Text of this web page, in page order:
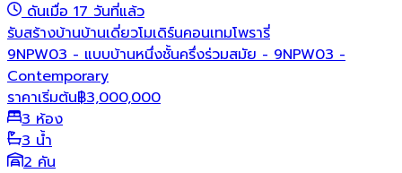
ดันเมื่อ 17 วันที่แล้ว
รับสร้างบ้านบ้านเดี่ยวโมเดิร์นคอนเทมโพรารี่
9NPW03 - แบบบ้านหนึ่งชั้นครึ่งร่วมสมัย - 9NPW03 -
Contemporary
ราคาเริ่มต้น฿3,000,000
3 ห้อง
3 น้ำ
2 คัน